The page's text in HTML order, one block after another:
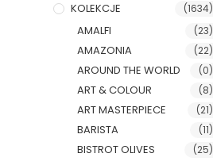
KOLEKCJE (1634)
AMALFI (23)
AMAZONIA (22)
AROUND THE WORLD (0)
ART & COLOUR (8)
ART MASTERPIECE (21)
BARISTA (11)
BISTROT OLIVES (25)